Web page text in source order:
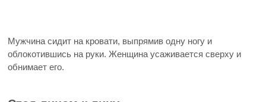
Мужчина сидит на кровати, выпрямив одну ногу и
облокотившись на руки. Женщина усаживается сверху и
обнимает его.